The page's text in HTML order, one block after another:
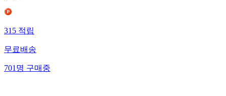
315 적립
무료배송
701 명 구매중